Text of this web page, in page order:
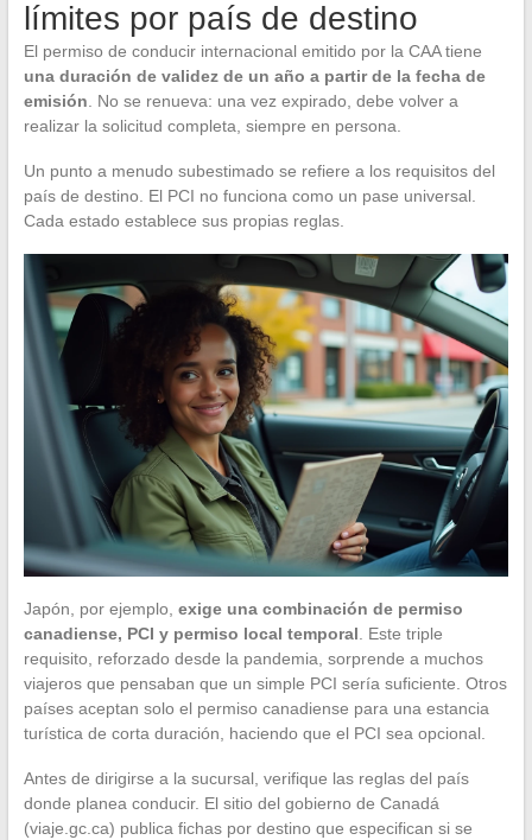
límites por país de destino
El permiso de conducir internacional emitido por la CAA tiene
una duración de validez de un año a partir de la fecha de
emisión . No se renueva: una vez expirado, debe volver a
realizar la solicitud completa, siempre en persona.
Un punto a menudo subestimado se refiere a los requisitos del
país de destino. El PCI no funciona como un pase universal.
Cada estado establece sus propias reglas.
Japón, por ejemplo, exige una combinación de permiso
canadiense, PCI y permiso local temporal. Este triple
requisito, reforzado desde la pandemia, sorprende a muchos
viajeros que pensaban que un simple PCI sería suficiente. Otros
países aceptan solo el permiso canadiense para una estancia
turística de corta duración, haciendo que el PCI sea opcional.
Antes de dirigirse a la sucursal, verifique las reglas del país
donde planea conducir. El sitio del gobierno de Canadá
(viaje.gc.ca) publica fichas por destino que especifican si se